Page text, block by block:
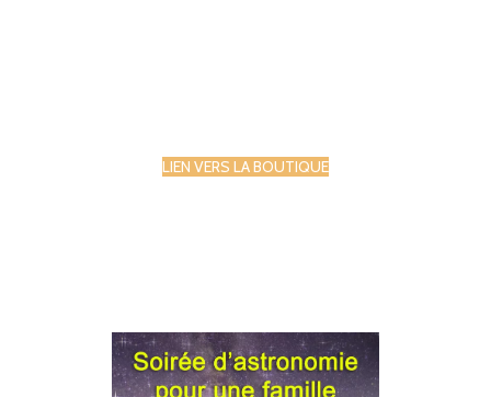
LIEN VERS LA BOUTIQUE